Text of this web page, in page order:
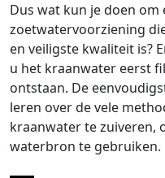
Dus wat kun je doen
zoetwatervoorziening
en veiligste kwaliteit is?
u het kraanwater eerst
ontstaan. De
leren over de vele
kraanwater te zuiveren,
waterbron te gebruiken.